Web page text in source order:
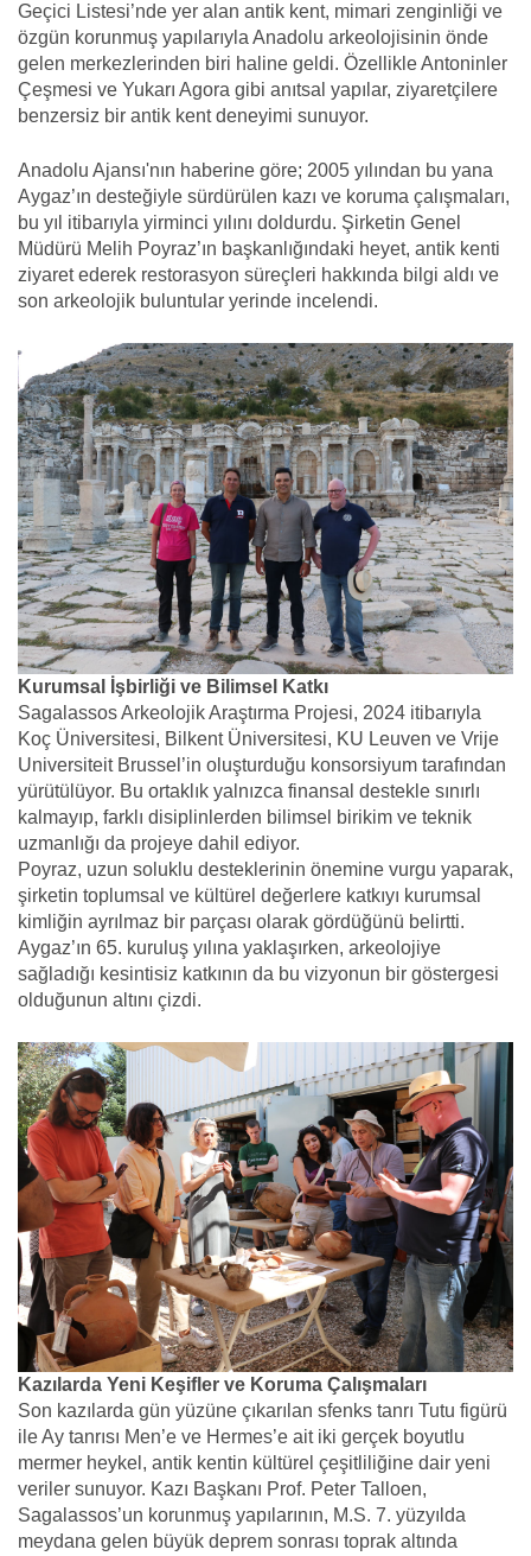
Geçici Listesi’nde yer alan antik kent, mimari zenginliği ve
özgün korunmuş yapılarıyla Anadolu arkeolojisinin önde
gelen merkezlerinden biri haline geldi. Özellikle Antoninler
Çeşmesi ve Yukarı Agora gibi anıtsal yapılar, ziyaretçilere
benzersiz bir antik kent deneyimi sunuyor.
Anadolu Ajansı'nın haberine göre; 2005 yılından bu yana
Aygaz’ın desteğiyle sürdürülen kazı ve koruma çalışmaları,
bu yıl itibarıyla yirminci yılını doldurdu. Şirketin Genel
Müdürü Melih Poyraz’ın başkanlığındaki heyet, antik kenti
ziyaret ederek restorasyon süreçleri hakkında bilgi aldı ve
son arkeolojik buluntular yerinde incelendi.
Kurumsal İşbirliği ve Bilimsel Katkı
Sagalassos Arkeolojik Araştırma Projesi, 2024 itibarıyla
Koç Üniversitesi, Bilkent Üniversitesi, KU Leuven ve Vrije
Universiteit Brussel’in oluşturduğu konsorsiyum tarafından
yürütülüyor. Bu ortaklık yalnızca finansal destekle sınırlı
kalmayıp, farklı disiplinlerden bilimsel birikim ve teknik
uzmanlığı da projeye dahil ediyor.
Poyraz, uzun soluklu desteklerinin önemine vurgu yaparak,
şirketin toplumsal ve kültürel değerlere katkıyı kurumsal
kimliğin ayrılmaz bir parçası olarak gördüğünü belirtti.
Aygaz’ın 65. kuruluş yılına yaklaşırken, arkeolojiye
sağladığı kesintisiz katkının da bu vizyonun bir göstergesi
olduğunun altını çizdi.
Kazılarda Yeni Keşifler ve Koruma Çalışmaları
Son kazılarda gün yüzüne çıkarılan sfenks tanrı Tutu figürü
ile Ay tanrısı Men’e ve Hermes’e ait iki gerçek boyutlu
mermer heykel, antik kentin kültürel çeşitliliğine dair yeni
veriler sunuyor. Kazı Başkanı Prof. Peter Talloen,
Sagalassos’un korunmuş yapılarının, M.S. 7. yüzyılda
meydana gelen büyük deprem sonrası toprak altında